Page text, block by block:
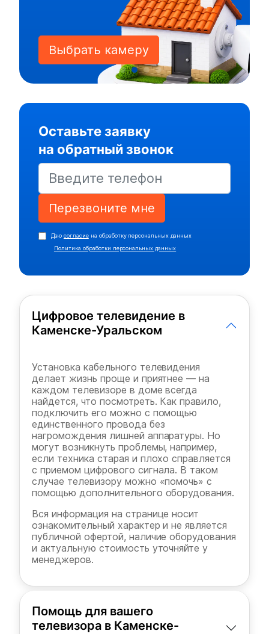
Выбрать камеру
Оставьте заявку
на обратный звонок
Перезвоните мне
Даю согласиена обработку персональных данных
Политика обработки персональных данных
Цифровое телевидение в
Каменске-Уральском
Установка кабельного телевидения
делает жизнь проще и приятнее — на
каждом телевизоре в доме всегда
найдется, что посмотреть. Как правило,
подключить его можно с помощью
единственного провода без
нагромождения лишней аппаратуры. Но
могут возникнуть проблемы, например,
если техника старая и плохо справляется
с приемом цифрового сигнала. В таком
случае телевизору можно «помочь» с
помощью дополнительного оборудования.
Вся информация на странице носит
ознакомительный характер и не является
публичной офертой, наличие оборудования
и актуальную стоимость уточняйте у
менеджеров.
Помощь для вашего
телевизора в Каменске-